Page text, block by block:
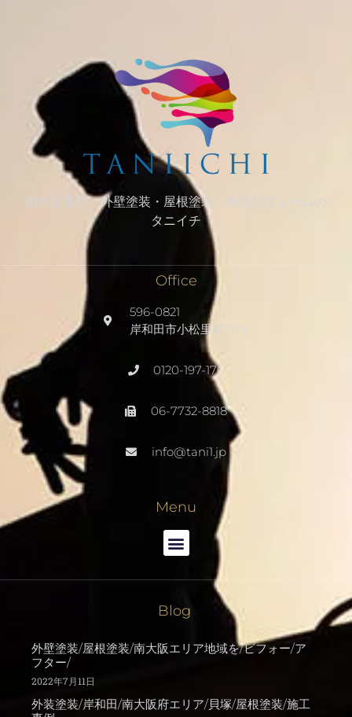
南大阪専門 外壁塗装・屋根塗装・外装リフォームの
タニイチ
Office
596-0821
岸和田市小松里町2179
0120-197-176
06-7732-8818
info@tani1.jp
Menu
Blog
外壁塗装/屋根塗装/南大阪エリア地域を/ビフォー/ア
フター/
2022年7月11日
外装塗装/岸和田/南大阪府エリア/貝塚/屋根塗装/施工